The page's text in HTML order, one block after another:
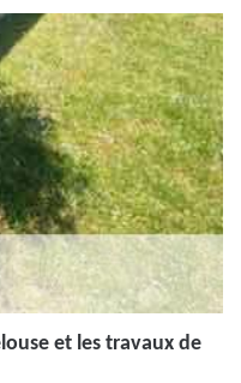
et les travaux de